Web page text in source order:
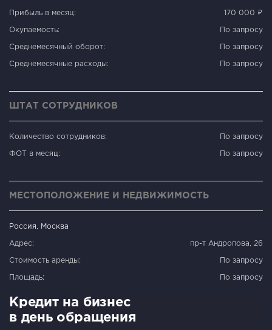
Прибыль в месяц: 170 000 ₽
Окупаемость: По запросу
Среднемесячный оборот: По запросу
Среднемесячные расходы: По запросу
ШТАТ СОТРУДНИКОВ
Количество сотрудников: По запросу
ФОТ в месяц: По запросу
МЕСТОПОЛОЖЕНИЕ И НЕДВИЖИМОСТЬ
Россия, Москва
Адрес: пр-т Андропова, 26
Стоимость аренды: По запросу
Площадь: По запросу
Кредит на бизнес
в день обращения